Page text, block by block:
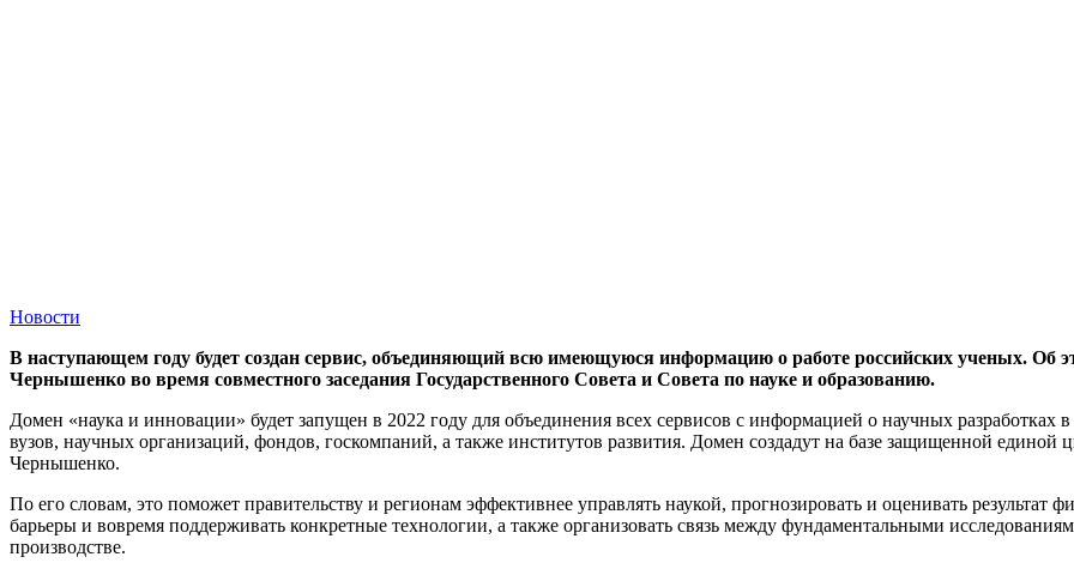
Новости
В наступающем году будет создан сервис, объединяющий всю имеющуюся информацию о работе российских ученых. Об
Чернышенко во время совместного заседания Государственного Совета и Совета по науке и образованию.
Домен «наука и инновации» будет запущен в 2022 году для объединения всех сервисов с информацией о научных разработках
вузов, научных организаций, фондов, госкомпаний, а также институтов развития. Домен создадут на базе защищенной
Чернышенко.
По его словам, это поможет правительству и регионам эффективнее управлять наукой, прогнозировать и оценивать
барьеры и вовремя поддерживать конкретные технологии, а также организовать связь между фундаментальными
производстве.